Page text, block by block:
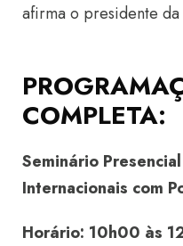
afirma o presidente da
COMPLETA:
Seminário
Internacionais com
Horário: 10h00 às